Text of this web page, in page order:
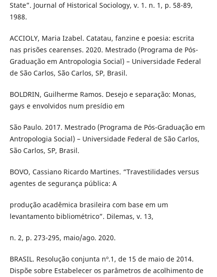
State”. Journal of Historical Sociology, v. 1. n. 1, p. 58-89,
1988.
ACCIOLY, Maria Izabel. Catatau, fanzine e poesia: escrita
nas prisões cearenses. 2020. Mestrado (Programa de Pós-
Graduação em Antropologia Social) – Universidade Federal
de São Carlos, São Carlos, SP, Brasil.
BOLDRIN, Guilherme Ramos. Desejo e separação: Monas,
gays e envolvidos num presídio em
São Paulo. 2017. Mestrado (Programa de Pós-Graduação em
Antropologia Social) – Universidade Federal de São Carlos,
São Carlos, SP, Brasil.
BOVO, Cassiano Ricardo Martines. “Travestilidades versus
agentes de segurança pública: A
produção acadêmica brasileira com base em um
levantamento bibliométrico”. Dilemas, v. 13,
n. 2, p. 273-295, maio/ago. 2020.
BRASIL. Resolução conjunta nº.1, de 15 de maio de 2014.
Dispõe sobre Estabelecer os parâmetros de acolhimento de